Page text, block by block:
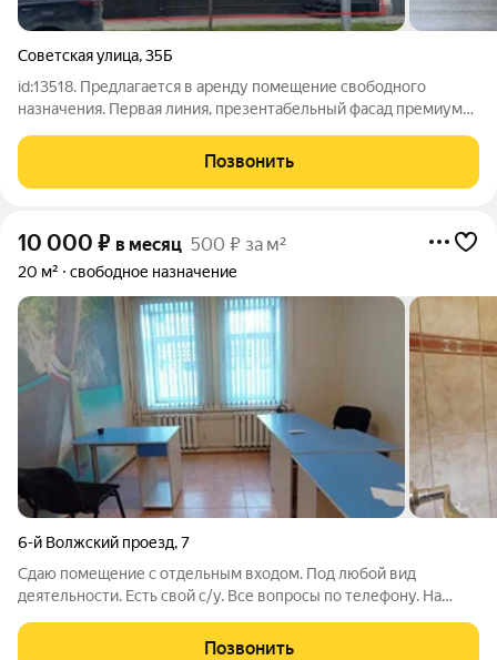
Советская улица,35Б
id:13518. Предлагается в аренду помещение свободного
назначения. Первая линия, презентабельный фасад премиум
Максимальный поток клиентов благодаря топовой локации.
Помещение правильной прямоугольной
Позвонить
10 000 ₽ в месяц 500 ₽ за м²
20 м² свободное назначение
6-й Волжский проезд,7
Сдаю помещение с отдельным входом. Под любой вид
деятельности. Есть свой с/у. Все вопросы по телефону. На
Позвонить